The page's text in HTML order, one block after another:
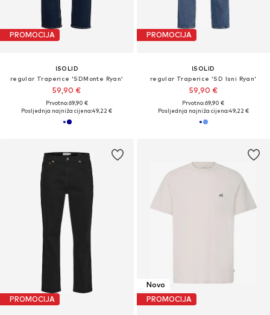
PROMOCIJA
!SOLID
regular Traperice 'SDMonte Ryan'
59,90 €
Prvotno: 69,90 €
Posljednja najniža cijena:49,22 €
PROMOCIJA
!SOLID
regular Traperice 'SD Isni Ryan'
59,90 €
Prvotno: 69,90 €
Posljednja najniža cijena:49,22 €
PROMOCIJA
Novo
PROMOCIJA